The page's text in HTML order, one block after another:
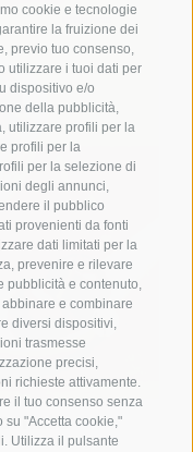
cookie e tecnologie
la fruizione dei
previo tuo consenso,
utilizzare i tuoi dati per
dispositivo e/o
della pubblicità,
utilizzare profili per la
profili per la
per la selezione di
degli annunci,
il pubblico
provenienti da fonti
dati limitati per la
prevenire e rilevare
e contenuto,
e combinare
diversi dispositivi,
trasmesse
precisi,
richieste attivamente.
il tuo consenso senza
"Accetta cookie,"
Utilizza il pulsante